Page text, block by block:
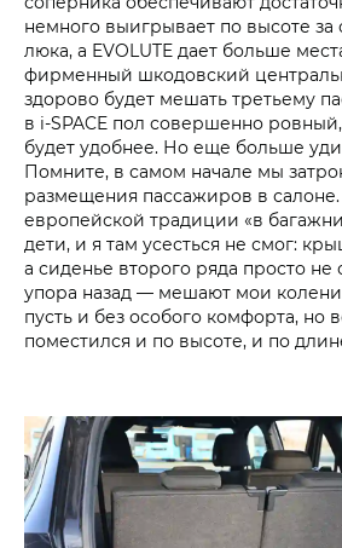
немного выигрывает по высоте за
люка, а EVOLUTE дает больше
фирменный шкодовский
здорово будет мешать третьему
в i‑SPACE пол совершенно
будет удобнее. Но еще больше
Помните, в самом начале мы
размещения пассажиров в салоне.
европейской традиции «в
дети, и я там усесться не смог:
а сиденье второго ряда просто не
упора назад — мешают мои колени.
пусть и без особого комфорта, но
поместился и по высоте, и по